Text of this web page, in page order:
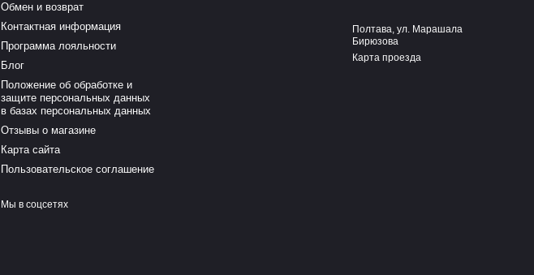
Обмен и возврат
Контактная информация
Программа лояльности
Блог
Положение об обработке и
защите персональных данных
в базах персональных данных
Отзывы о магазине
Карта сайта
Пользовательское соглашение
Мы в соцсетях
Полтава, ул. Марашала
Бирюзова
Карта проезда